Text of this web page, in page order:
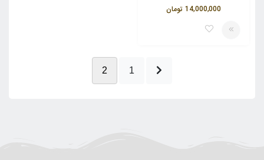
14,000,000 تومان
1
2